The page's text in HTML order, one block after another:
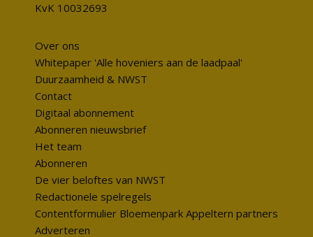
KvK 10032693
Over ons
Whitepaper 'Alle hoveniers aan de laadpaal'
Duurzaamheid & NWST
Contact
Digitaal abonnement
Abonneren nieuwsbrief
Het team
Abonneren
De vier beloftes van NWST
Redactionele spelregels
Contentformulier Bloemenpark Appeltern partners
Adverteren